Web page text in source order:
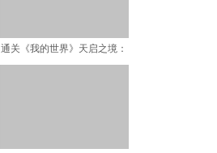
通关《我的世界》天启之境：